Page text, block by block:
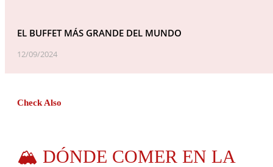
EL BUFFET MÁS GRANDE DEL MUNDO
12/09/2024
Check Also
🏔️ DÓNDE COMER EN LA